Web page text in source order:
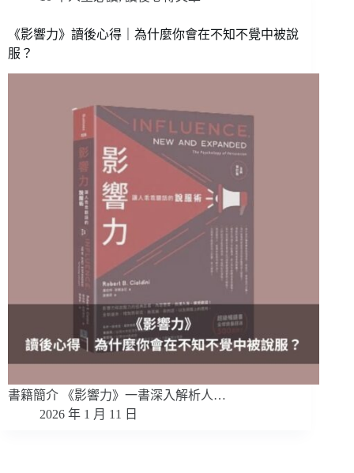
《影響力》讀後心得｜為什麼你會在不知不覺中被說
服？
書籍簡介 《影響力》一書深入解析人…
2026 年 1 月 11 日